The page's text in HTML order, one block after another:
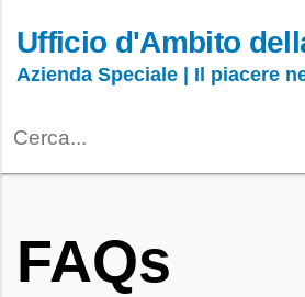
Ufficio d'Ambito
Azienda Speciale | Il piacere
FAQs